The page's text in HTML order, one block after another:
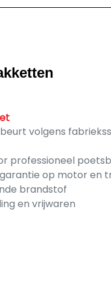
volgens
professioneel
op motor en
brandstof
en vrijwaren